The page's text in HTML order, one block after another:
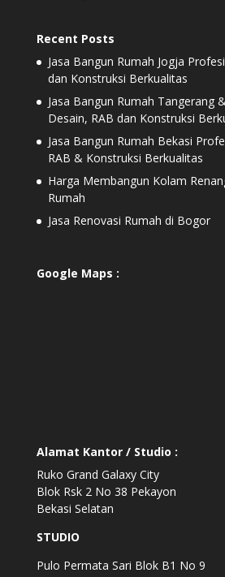
Recent Posts
Jasa Bangun Rumah Jogja
dan Konstruksi Berkualitas
Jasa Bangun Rumah Tangerang
Desain, RAB dan Konstruksi
Jasa Bangun Rumah Bekasi
RAB & Konstruksi Berkualitas
Harga Membangun Kolam
Rumah
Jasa Renovasi Rumah di Bogor
Google Maps :
Alamat Kantor / Studio :
Ruko Grand Galaxy City
Blok Rsk 2 No 38 Pekayon
Bekasi Selatan
STUDIO
Pulo Permata Sari Blok B1 No 9